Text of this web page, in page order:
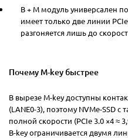
B + M модуль универсален
имеет только две линии
разгоняется лишь до
Почему M-key быстрее
В вырезе M-key доступны
(LANE0-3), поэтому NVMe-SSD
полной скорости (PCIe 3.0 ×4 ≈
B-key ограничивается двумя